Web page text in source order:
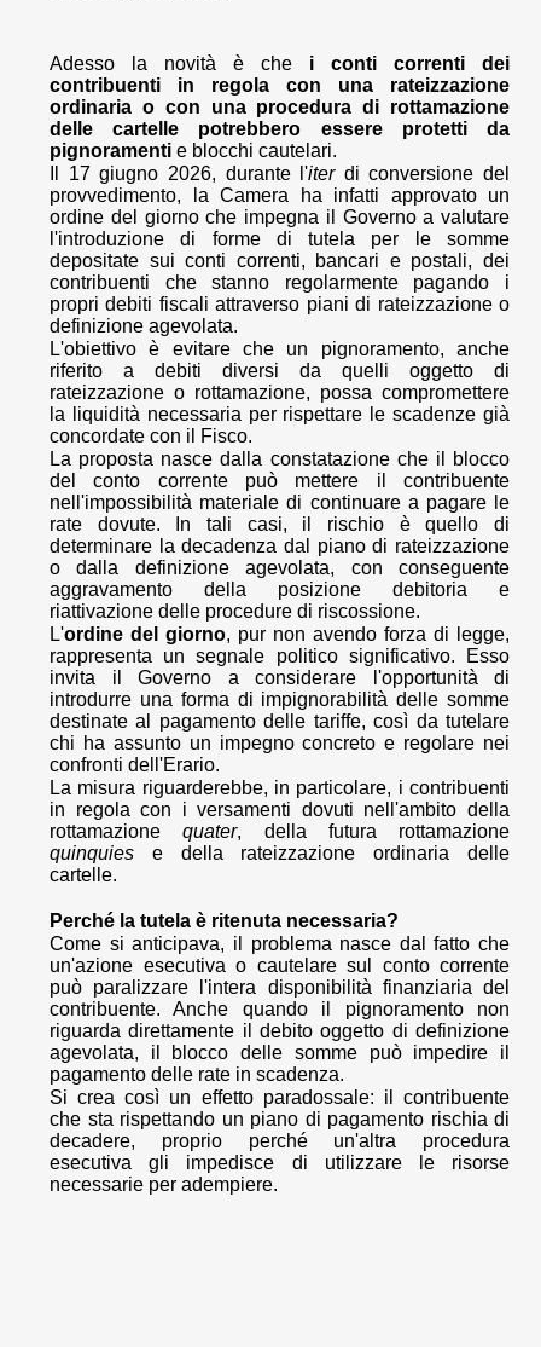
Adesso la novità è che i conti correnti dei
contribuenti in regola con una rateizzazione
ordinaria o con una procedura di rottamazione
delle cartelle potrebbero essere protetti da
pignoramenti e blocchi cautelari.
Il 17 giugno 2026, durante l'iterdi conversione del
provvedimento, la Camera ha infatti approvato un
ordine del giorno che impegna il Governo a valutare
l'introduzione di forme di tutela per le somme
depositate sui conti correnti, bancari e postali, dei
contribuenti che stanno regolarmente pagando i
propri debiti fiscali attraverso piani di rateizzazione o
definizione agevolata.
L'obiettivo è evitare che un pignoramento, anche
riferito a debiti diversi da quelli oggetto di
rateizzazione o rottamazione, possa compromettere
la liquidità necessaria per rispettare le scadenze già
concordate con il Fisco.
La proposta nasce dalla constatazione che il blocco
del conto corrente può mettere il contribuente
nell'impossibilità materiale di continuare a pagare le
rate dovute. In tali casi, il rischio è quello di
determinare la decadenza dal piano di rateizzazione
o dalla definizione agevolata, con conseguente
aggravamento della posizione debitoria e
riattivazione delle procedure di riscossione.
L'ordine del giorno, pur non avendo forza di legge,
rappresenta un segnale politico significativo. Esso
invita il Governo a considerare l'opportunità di
introdurre una forma di impignorabilità delle somme
destinate al pagamento delle tariffe, così da tutelare
chi ha assunto un impegno concreto e regolare nei
confronti dell'Erario.
La misura riguarderebbe, in particolare, i contribuenti
in regola con i versamenti dovuti nell'ambito della
rottamazionequater, della futura rottamazione
quinquies e della rateizzazione ordinaria delle
cartelle.
Perché la tutela è ritenuta necessaria?
Come si anticipava, il problema nasce dal fatto che
un'azione esecutiva o cautelare sul conto corrente
può paralizzare l'intera disponibilità finanziaria del
contribuente. Anche quando il pignoramento non
riguarda direttamente il debito oggetto di definizione
agevolata, il blocco delle somme può impedire il
pagamento delle rate in scadenza.
Si crea così un effetto paradossale: il contribuente
che sta rispettando un piano di pagamento rischia di
decadere, proprio perché un'altra procedura
esecutiva gli impedisce di utilizzare le risorse
necessarie per adempiere.